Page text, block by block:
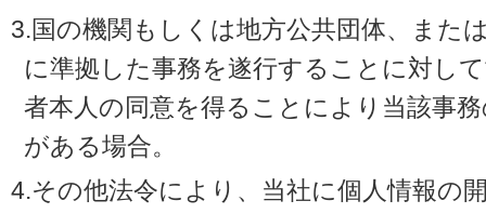
3.国の機関もしくは地方公共団体、また
に準拠した事務を遂行することに対し
者本人の同意を得ることにより当該事
がある場合。
4.その他法令により、当社に個人情報の